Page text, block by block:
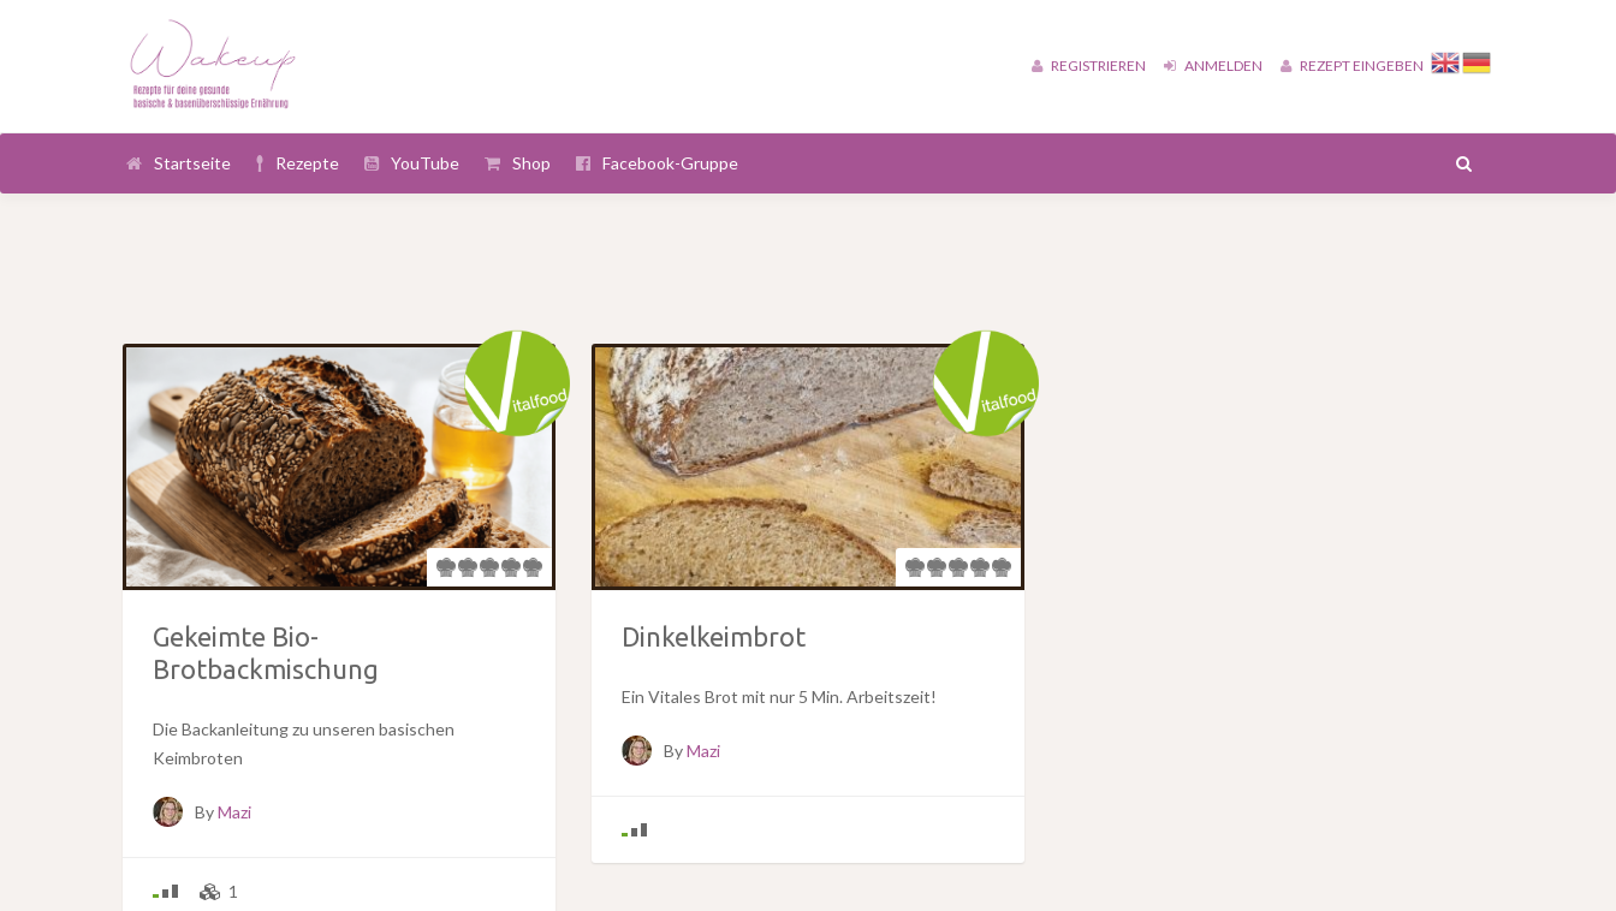
REGISTRIEREN ANMELDEN REZEPT EINGEBEN
Startseite Rezepte YouTube Shop Facebook-Gruppe
Gekeimte Bio-
Brotbackmischung
Die Backanleitung zu unseren basischen
Keimbroten
ByMazi
1
Dinkelkeimbrot
Ein Vitales Brot mit nur 5 Min. Arbeitszeit!
ByMazi